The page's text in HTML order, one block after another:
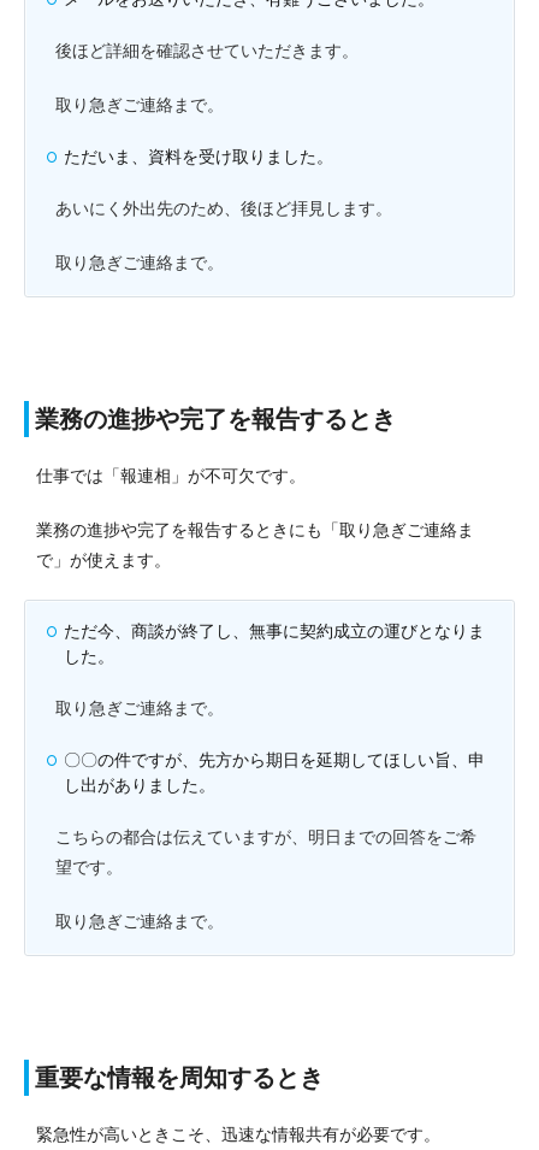
後ほど詳細を確認させていただきます。
取り急ぎご連絡まで。
ただいま、資料を受け取りました。
あいにく外出先のため、後ほど拝見します。
取り急ぎご連絡まで。
業務の進捗や完了を報告するとき
仕事では「報連相」が不可欠です。
業務の進捗や完了を報告するときにも「取り急ぎご連絡ま
で」が使えます。
ただ今、商談が終了し、無事に契約成立の運びとなりま
した。
取り急ぎご連絡まで。
〇〇の件ですが、先方から期日を延期してほしい旨、申
し出がありました。
こちらの都合は伝えていますが、明日までの回答をご希
望です。
取り急ぎご連絡まで。
重要な情報を周知するとき
緊急性が高いときこそ、迅速な情報共有が必要です。